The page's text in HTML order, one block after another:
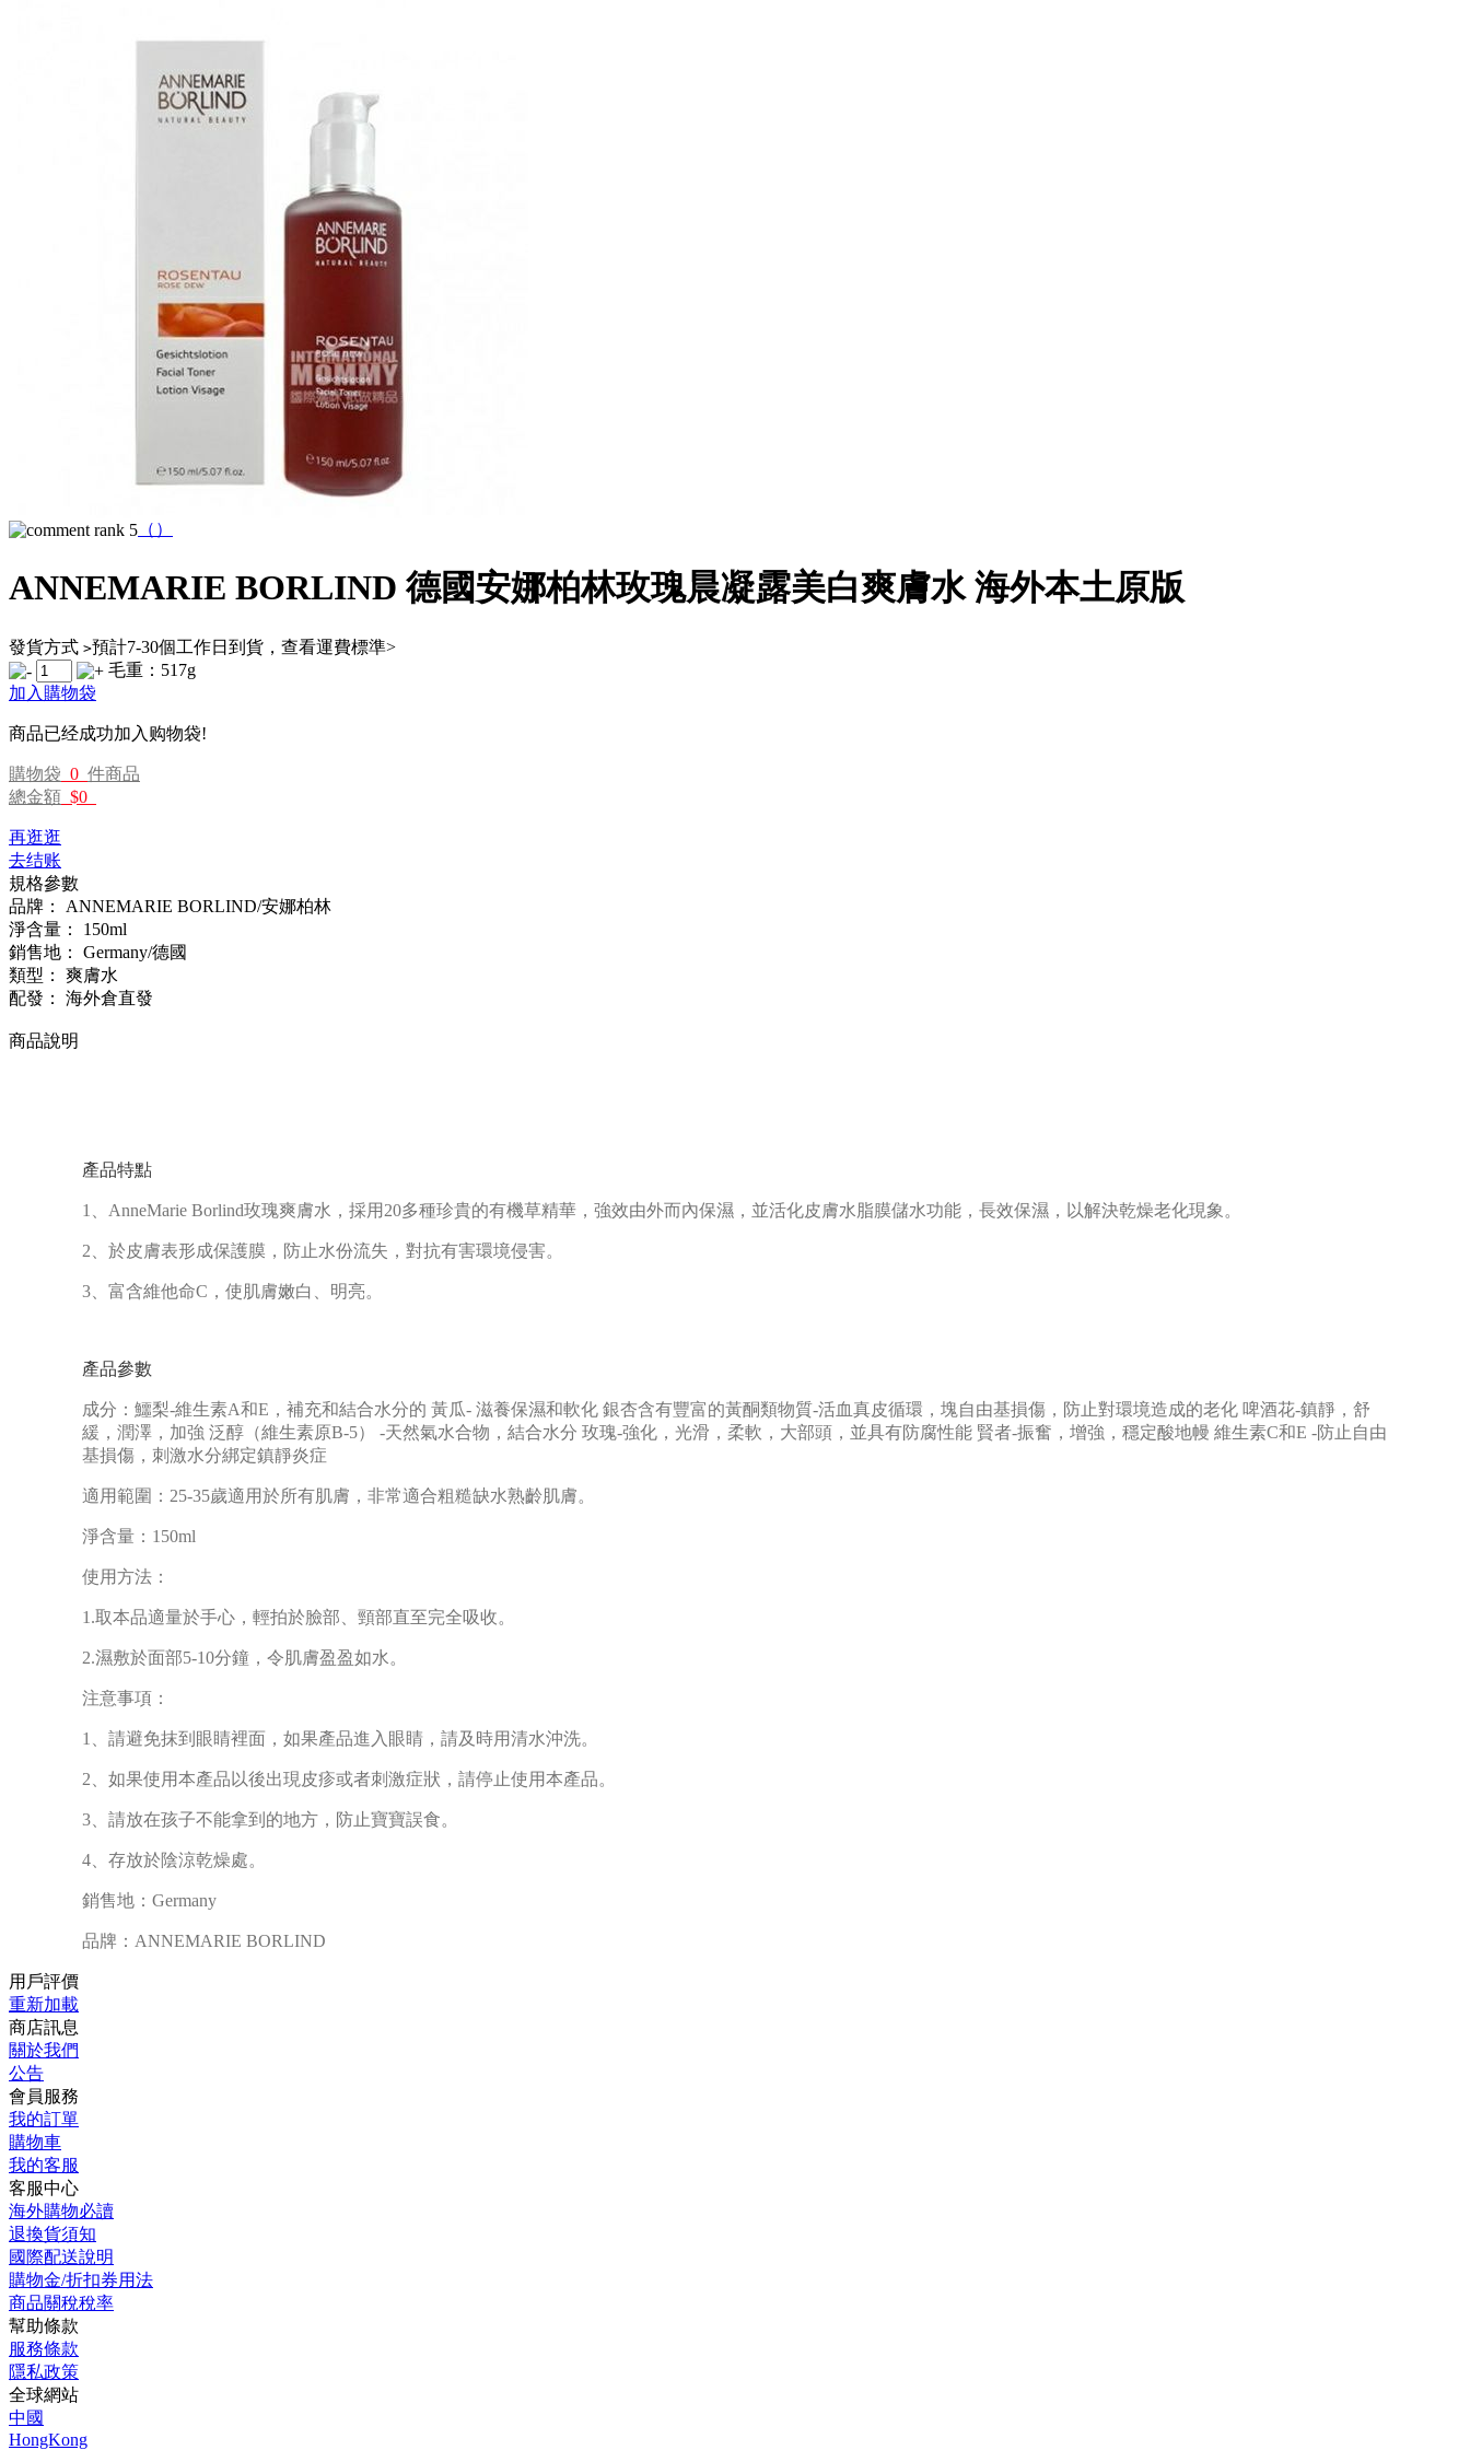
（ ）
ANNEMARIE BORLIND 德國安娜柏林玫瑰晨凝露美白爽膚水 海外本土原版
發貨方式 >預計7-30個工作日到貨，查看運費標準>
毛重：517g
加入購物袋
商品已经成功加入购物袋!
購物袋 0 件商品
總金額 $0
再逛逛
去结账
規格參數
品牌：
ANNEMARIE BORLIND/安娜柏林
淨含量：
150ml
銷售地：
Germany/德國
類型：
爽膚水
配發：
海外倉直發
商品說明
產品特點
1、AnneMarie Borlind玫瑰爽膚水，採用20多種珍貴的有機草精華，強效由外而內保濕，並活化皮膚水脂膜儲水功能，長效保濕，以解決乾燥老化現象。
2、於皮膚表形成保護膜，防止水份流失，對抗有害環境侵害。
3、富含維他命C，使肌膚嫩白、明亮。
產品參數
成分：鱷梨-維生素A和E，補充和結合水分的 黃瓜- 滋養保濕和軟化 銀杏含有豐富的黃酮類物質-活血真皮循環，塊自由基損傷，防止對環境造成的老化 啤酒花-鎮靜，舒
緩，潤澤，加強 泛醇（維生素原B-5） -天然氣水合物，結合水分 玫瑰-強化，光滑，柔軟，大部頭，並具有防腐性能 賢者-振奮，增強，穩定酸地幔 維生素C和E -防止自由
基損傷，刺激水分綁定鎮靜炎症
適用範圍：25-35歲適用於所有肌膚，非常適合粗糙缺水熟齡肌膚。
淨含量：150ml
使用方法：
1.取本品適量於手心，輕拍於臉部、頸部直至完全吸收。
2.濕敷於面部5-10分鐘，令肌膚盈盈如水。
注意事項：
1、請避免抹到眼睛裡面，如果產品進入眼睛，請及時用清水沖洗。
2、如果使用本產品以後出現皮疹或者刺激症狀，請停止使用本產品。
3、請放在孩子不能拿到的地方，防止寶寶誤食。
4、存放於陰涼乾燥處。
銷售地：Germany
品牌：ANNEMARIE BORLIND
用戶評價
重新加載
商店訊息
關於我們
公告
會員服務
我的訂單
購物車
我的客服
客服中心
海外購物必讀
退換貨須知
國際配送說明
購物金/折扣券用法
商品關稅稅率
幫助條款
服務條款
隱私政策
全球網站
中國
HongKong